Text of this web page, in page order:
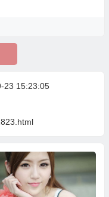
23 15:23:05